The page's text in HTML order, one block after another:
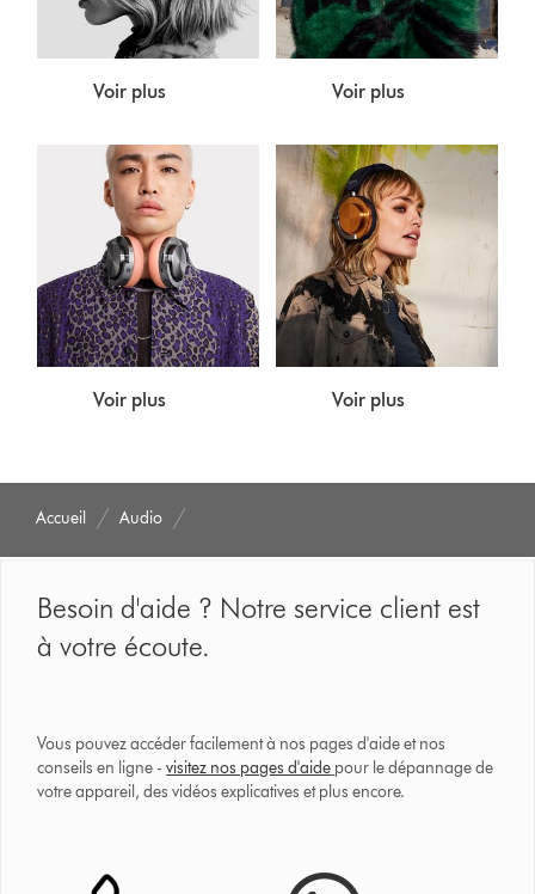
Voir plus Voir plus
Voir plus Voir plus
Accueil Audio
Besoin d'aide ? Notre service client est
à votre écoute.
Vous pouvez accéder facilement à nos pages d'aide et nos
conseils en ligne -visitez nos pages d'aide pour le dépannage de
votre appareil, des vidéos explicatives et plus encore.